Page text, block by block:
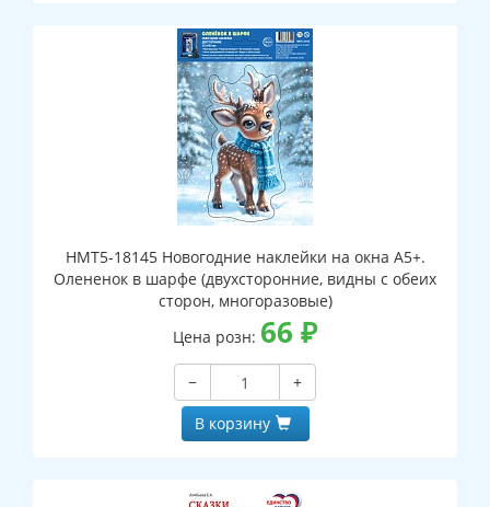
НМТ5-18145 Новогодние наклейки на окна А5+.
Олененок в шарфе (двухсторонние, видны с обеих
сторон, многоразовые)
Цена розн: 66 ₽
−
+
В корзину